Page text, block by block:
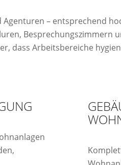
– entsprechend
Besprechungszimmern
dass Arbeitsbereiche